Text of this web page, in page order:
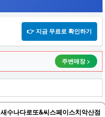
👉 지금 무료로 확인하기
주변매장 >
새수나다로또&씨스페이스치악산점